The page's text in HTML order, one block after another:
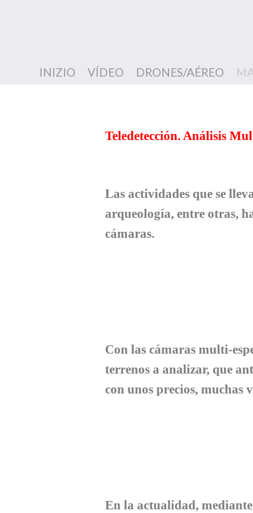
INIZIO VÍDEO DRONES/AÉREO
Teledetección. Análisis
Las actividades que se
arqueología, entre otras,
cámaras.
Con las cámaras multi-
terrenos a analizar, que
con unos precios, muchas
En la actualidad,